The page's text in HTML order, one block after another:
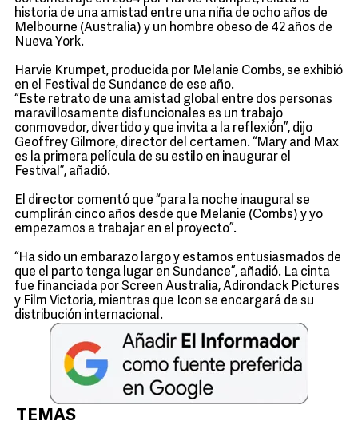
historia de una amistad entre una niña de ocho años de
Melbourne (Australia) y un hombre obeso de 42 años de
Nueva York.
Harvie Krumpet, producida por Melanie Combs, se exhibió
en el Festival de Sundance de ese año.
“Este retrato de una amistad global entre dos personas
maravillosamente disfuncionales es un trabajo
conmovedor, divertido y que invita a la reflexión”, dijo
Geoffrey Gilmore, director del certamen. “Mary and Max
es la primera película de su estilo en inaugurar el
Festival”, añadió.
El director comentó que “para la noche inaugural se
cumplirán cinco años desde que Melanie (Combs) y yo
empezamos a trabajar en el proyecto”.
“Ha sido un embarazo largo y estamos entusiasmados de
que el parto tenga lugar en Sundance”, añadió. La cinta
fue financiada por Screen Australia, Adirondack Pictures
y Film Victoria, mientras que Icon se encargará de su
distribución internacional.
TEMAS